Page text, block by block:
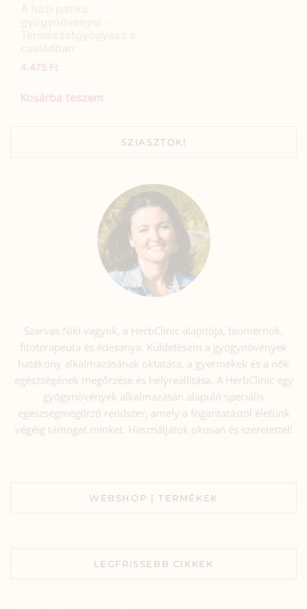
4.475 Ft
Kosárba teszem
SZIASZTOK!
Szarvas Niki vagyok, a HerbClinic alapítója, biomérnök,
fitoterapeuta és édesanya. Küldetésem a gyógynövények
hatékony alkalmazásának oktatása, a gyermekek és a nők
egészségének megőrzése és helyreállítása. A HerbClinic egy
gyógynövények alkalmazásán alapuló speciális
egészségmegőrző rendszer, amely a fogantatástól életünk
végéig támogat minket. Használjátok okosan és szeretettel!
WEBSHOP | TERMÉKEK
LEGFRISSEBB CIKKEK